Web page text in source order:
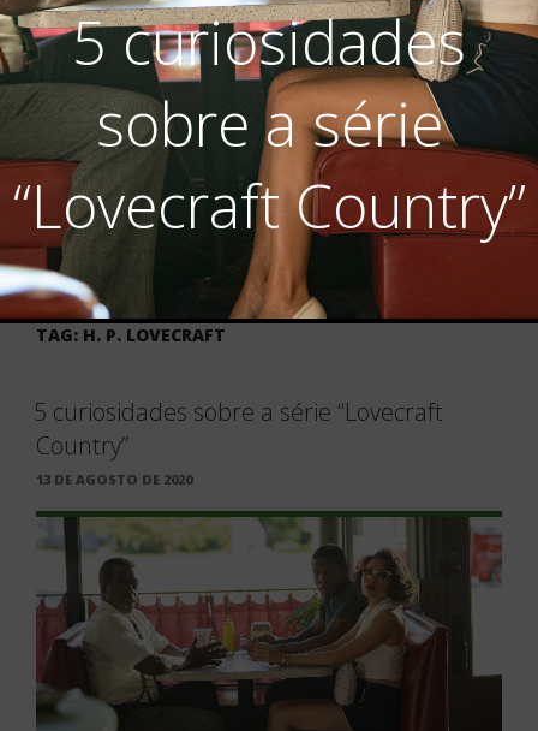
5 curiosidades
sobre a série
“Lovecraft Country”
TAG: H. P. LOVECRAFT
5 curiosidades sobre a série “Lovecraft
Country”
PUBLICADO
13 DE AGOSTO DE 2020